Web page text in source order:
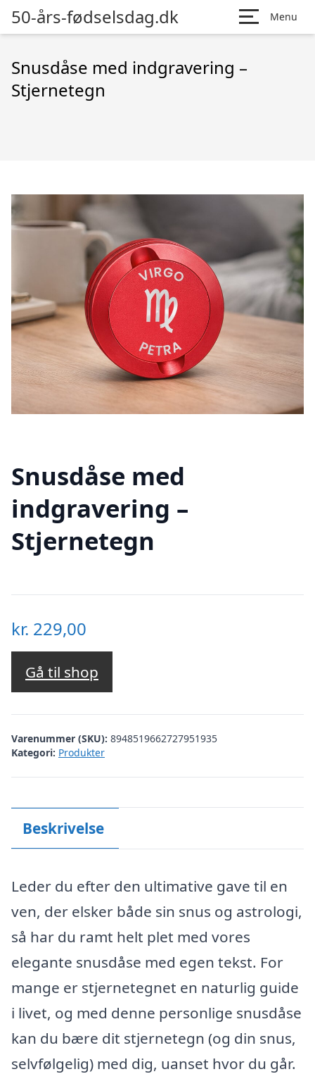
50-års-fødselsdag.dk Menu
Snusdåse med indgravering –
Stjernetegn
Snusdåse med
indgravering –
Stjernetegn
kr. 229,00
Gå til shop
Varenummer (SKU): 8948519662727951935
Kategori: Produkter
Beskrivelse
Leder du efter den ultimative gave til en
ven, der elsker både sin snus og astrologi,
så har du ramt helt plet med vores
elegante snusdåse med egen tekst. For
mange er stjernetegnet en naturlig guide
i livet, og med denne personlige snusdåse
kan du bære dit stjernetegn (og din snus,
selvfølgelig) med dig, uanset hvor du går.